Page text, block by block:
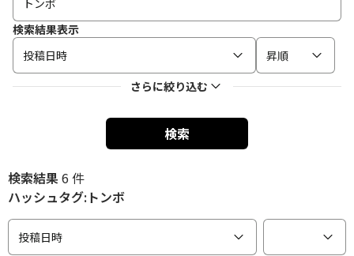
検索結果表示
投稿日時
昇順
さらに絞り込む
検索
検索結果6 件
ハッシュタグ:トンボ
投稿日時